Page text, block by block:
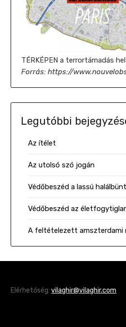
TÉRKÉPEN a terrortámadás
Forrás: https://
Legutóbbi
Az ítélet
Az utolsó szó jogán
Védőbeszéd a lassú
Védőbeszéd az
A feltételezett amszterdami
Elérhetőség:vilaghir@vilaghir.com